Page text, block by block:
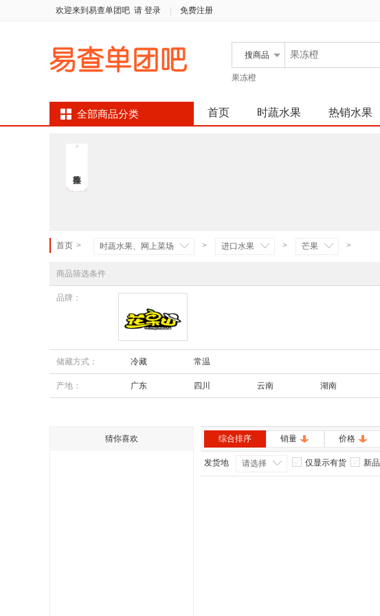
欢迎来到易查单团吧 请 登录 免费注册
搜商品
果冻橙
全部商品分类 首页 时蔬水果 热销水果
首页 > 时蔬水果、网上菜场 > 进口水果 > 芒果 >
商品筛选条件
品牌：
花果山
储藏方式： 冷藏 常温
产地： 广东 四川 云南 湖南
猜你喜欢 综合排序 销量 价格
发货地 请选择 仅显示有货 新品